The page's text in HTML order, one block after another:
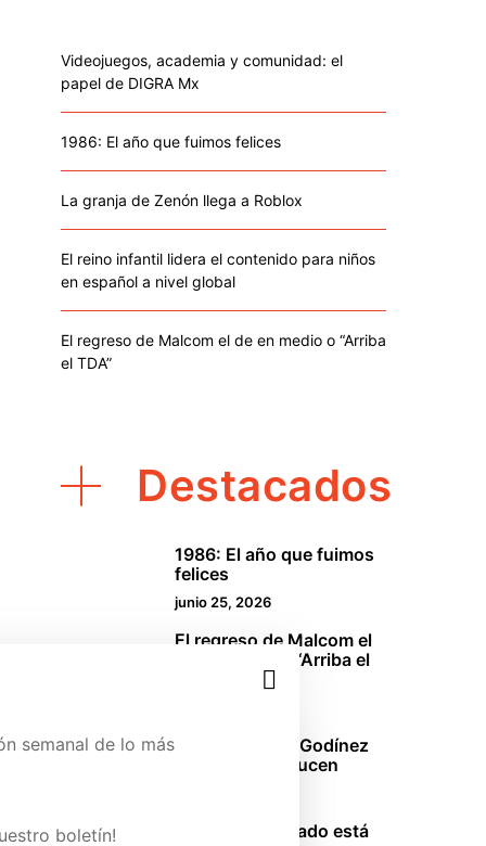
Videojuegos, academia y comunidad: el
papel de DIGRA Mx
1986: El año que fuimos felices
La granja de Zenón llega a Roblox
El reino infantil lidera el contenido para niños
en español a nivel global
El regreso de Malcom el de en medio o “Arriba
el TDA”
Destacados
1986: El año que fuimos
felices
junio 25, 2026
El regreso de Malcom el
de en medio o “Arriba el
3
La oficina: Los Godínez
mexicanos se lucen
4
Sinners: El pecado está
de Patreon y conoce
semanal de lo más
boletín!